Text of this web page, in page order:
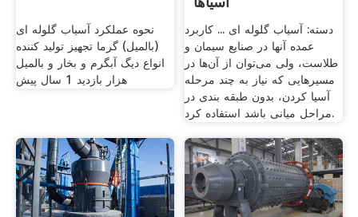
نحوه عملکرد آسیاب گلوله ای
(بالمیل) گرما تجهیز تولید کننده
انواع دیگ آبگرم و بخار و بالمیل
هزار بازدید 1 سال پیش
دسته: آسیاب گلوله ای ... کاربرد
عمده آنها در صنایع سیمان و
طلاست، ولی می‌توان از آن‌ها در
مسیرهایی که نیاز به چند مرحله
آسیا کردن، بدون طبقه بندی در
مراحل میانی باشد استفاده کرد.